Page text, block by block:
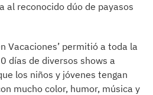
al reconocido dúo de payasos
Vacaciones’ permitió a toda la
días de diversos shows a
los niños y jóvenes tengan
mucho color, humor, música y